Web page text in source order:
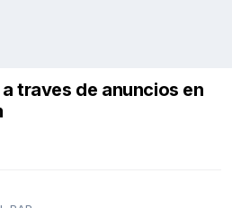
traves de anuncios en